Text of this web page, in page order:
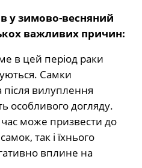
у зимово-весняний
важливих причин:
в цей період раки
Самки
вилуплення
особливого догляду.
може призвести до
так і їхнього
вплине на